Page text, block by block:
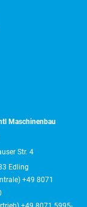
Maschinenbau
Str. 4
Edling
+49 8071